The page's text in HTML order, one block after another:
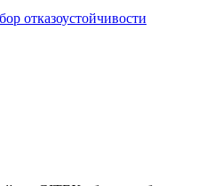
отказоустойчивости